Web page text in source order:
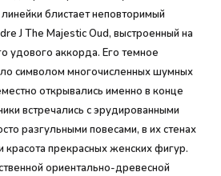
блистает неповторимый
J The Majestic Oud, выстроенный на
удового аккорда. Его темное
символом многочисленных шумных
открывались именно в конце
встречались с эрудированными
разгульными повесами, в их стенах
красота прекрасных женских фигур.
ориентально-древесной